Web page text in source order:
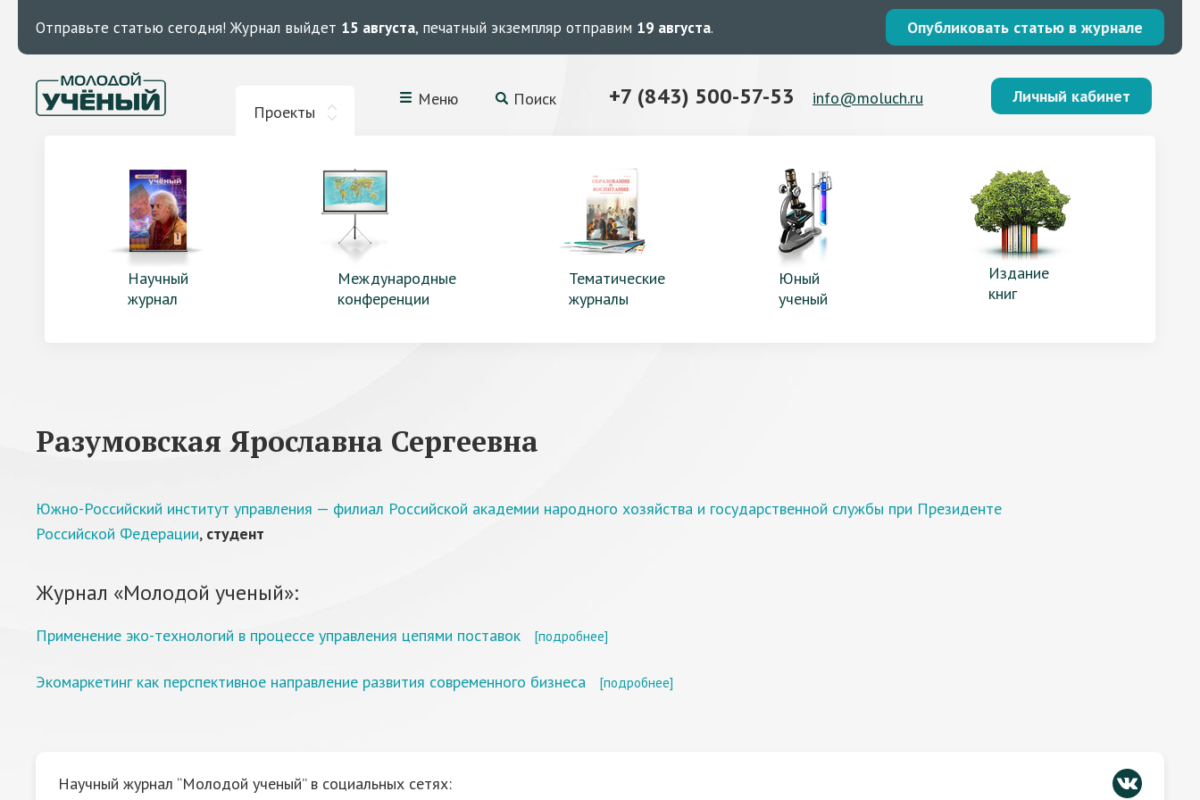
Отправьте статью сегодня! Журнал выйдет 15 августа, печатный экземпляр отправим 19 августа. Опубликовать статью в журнале
Проекты
Меню Поиск +7 (843) 500-57-53 info@moluch.ru Личный кабинет
Научный
журнал
Международные
конференции
Тематические
журналы
Юный
ученый
Издание
книг
Разумовская Ярославна Сергеевна
Южно-Российский институт управления — филиал Российской академии народного хозяйства и государственной службы при Президенте
Российской Федерации, студент
Журнал «Молодой ученый»:
Применение эко-технологий в процессе управления цепями поставок [подробнее]
Экомаркетинг как перспективное направление развития современного бизнеса [подробнее]
Научный журнал “Молодой ученый” в социальных сетях: